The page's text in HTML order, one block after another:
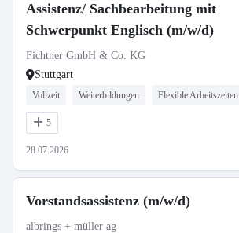
Assistenz/ Sachbearbeitung mit
Schwerpunkt Englisch (m/w/d)
Fichtner GmbH & Co. KG
Stuttgart
Vollzeit Weiterbildungen Flexible Arbeitszeiten
5
28.07.2026
Vorstandsassistenz (m/w/d)
albrings + müller ag